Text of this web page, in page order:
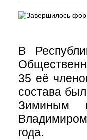
В
35 её
состава
Зиминым
года.